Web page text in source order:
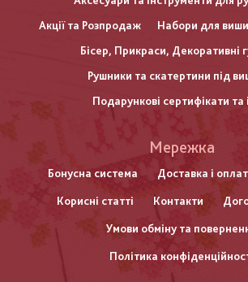
Акції та Розпродаж
Набори для
Бісер, Прикраси, Декоративні
Рушники та скатертини під
Подарункові сертифікати та
нижнього
колонтитулу
Мережка
Бонусна система Доставка і
Корисні статті Контакти
Умови обміну та
Політика